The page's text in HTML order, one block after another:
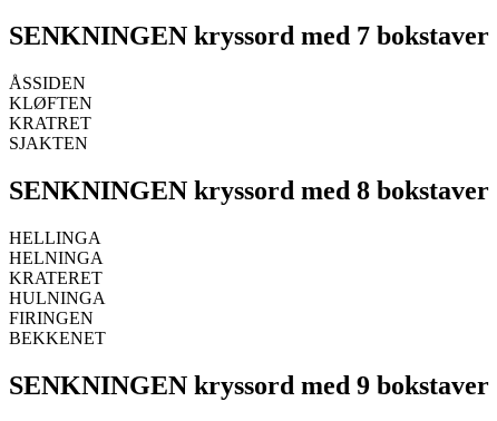
SENKNINGEN kryssord med 7 bokstaver
ÅSSIDEN
KLØFTEN
KRATRET
SJAKTEN
SENKNINGEN kryssord med 8 bokstaver
HELLINGA
HELNINGA
KRATERET
HULNINGA
FIRINGEN
BEKKENET
SENKNINGEN kryssord med 9 bokstaver